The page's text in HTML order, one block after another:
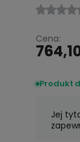
Cena:
Produkt
Jej